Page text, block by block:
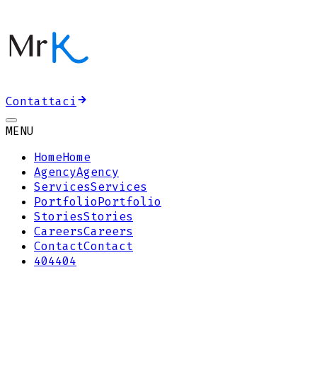
Contattaci
MENU
HomeHome
AgencyAgency
ServicesServices
PortfolioPortfolio
StoriesStories
CareersCareers
ContactContact
404404